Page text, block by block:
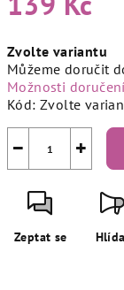
cena:
Zvolte variantu
Můžeme doručit
Možnosti doručení
Kód: Zvolte
+
−
Zeptat se